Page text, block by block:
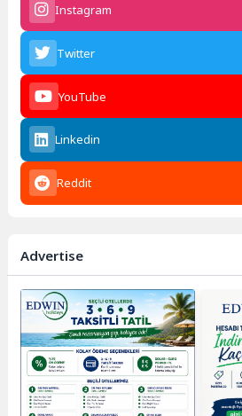
Instagram
Twitter
YouTube
Linkedin
Reddit
Advertise